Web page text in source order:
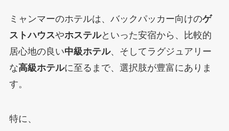
ミャンマーのホテルは、バックパッカー向けのゲ
ストハウスやホステルといった安宿から、比較的
居心地の良い中級ホテル、そしてラグジュアリー
な高級ホテルに至るまで、選択肢が豊富にありま
す。
特に、